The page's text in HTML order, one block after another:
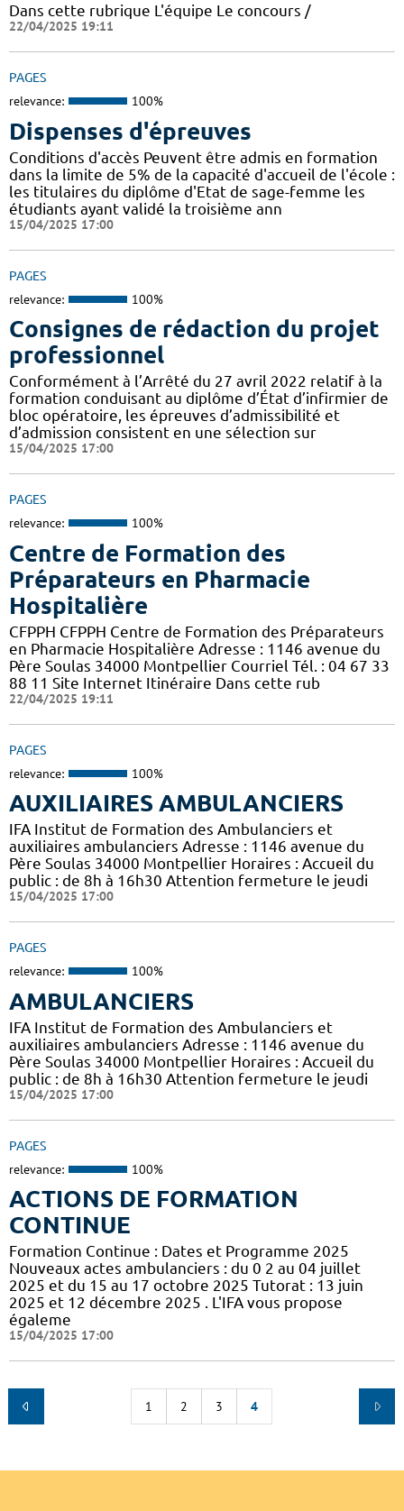
Dans cette rubrique L'équipe Le concours /
22/04/2025 19:11
PAGES
relevance: 100%
Dispenses d'épreuves
Conditions d'accès Peuvent être admis en formation
dans la limite de 5% de la capacité d'accueil de l'école :
les titulaires du diplôme d'Etat de sage-femme les
étudiants ayant validé la troisième ann
15/04/2025 17:00
PAGES
relevance: 100%
Consignes de rédaction du projet
professionnel
Conformément à l’Arrêté du 27 avril 2022 relatif à la
formation conduisant au diplôme d’État d’infirmier de
bloc opératoire, les épreuves d’admissibilité et
d’admission consistent en une sélection sur
15/04/2025 17:00
PAGES
relevance: 100%
Centre de Formation des
Préparateurs en Pharmacie
Hospitalière
CFPPH CFPPH Centre de Formation des Préparateurs
en Pharmacie Hospitalière Adresse : 1146 avenue du
Père Soulas 34000 Montpellier Courriel Tél. : 04 67 33
88 11 Site Internet Itinéraire Dans cette rub
22/04/2025 19:11
PAGES
relevance: 100%
AUXILIAIRES AMBULANCIERS
IFA Institut de Formation des Ambulanciers et
auxiliaires ambulanciers Adresse : 1146 avenue du
Père Soulas 34000 Montpellier Horaires : Accueil du
public : de 8h à 16h30 Attention fermeture le jeudi
15/04/2025 17:00
PAGES
relevance: 100%
AMBULANCIERS
IFA Institut de Formation des Ambulanciers et
auxiliaires ambulanciers Adresse : 1146 avenue du
Père Soulas 34000 Montpellier Horaires : Accueil du
public : de 8h à 16h30 Attention fermeture le jeudi
15/04/2025 17:00
PAGES
relevance: 100%
ACTIONS DE FORMATION
CONTINUE
Formation Continue : Dates et Programme 2025
Nouveaux actes ambulanciers : du 0 2 au 04 juillet
2025 et du 15 au 17 octobre 2025 Tutorat : 13 juin
2025 et 12 décembre 2025 . L'IFA vous propose
égaleme
15/04/2025 17:00
1 2 3 4